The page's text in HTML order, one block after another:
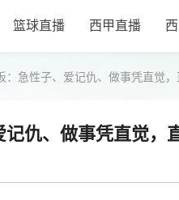
篮球直播 西甲直播
：急性子、爱记仇、做事凭直觉
仇、做事凭直觉，